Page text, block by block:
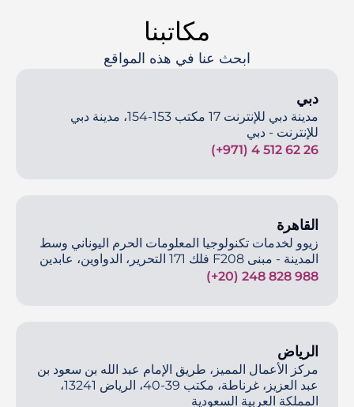
مكاتبنا
ابحث عنا في هذه المواقع
دبي
مدينة دبي للإنترنت 17 مكتب 153-154، مدينة دبي
للإنترنت - دبي
(+971) 4 512 62 26
القاهرة
زيوو لخدمات تكنولوجيا المعلومات الحرم اليوناني وسط
المدينة - مبنى F208 فلك 171 التحرير، الدواوين، عابدين
(+20) 248 828 988
الرياض
مركز الأعمال المميز، طريق الإمام عبد الله بن سعود بن
عبد العزيز، غرناطة، مكتب 39-40، الرياض 13241،
المملكة العربية السعودية